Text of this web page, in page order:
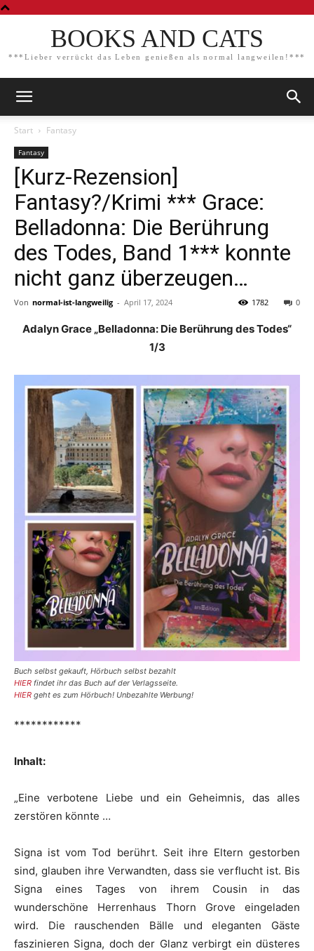
BOOKS AND CATS
***Lieber verrückt das Leben genießen als normal langweilen!***
Start Fantasy
Fantasy
[Kurz-Rezension]
Fantasy?/Krimi *** Grace:
Belladonna: Die Berührung
des Todes, Band 1*** konnte
nicht ganz überzeugen…
Von normal-ist-langweilig - April 17, 2024 0
1782
Adalyn Grace „Belladonna: Die Berührung des Todes“
1/3
Buch selbst gekauft, Hörbuch selbst bezahlt
HIER findet ihr das Buch auf der Verlagsseite.
HIER geht es zum Hörbuch! Unbezahlte Werbung!
************
Inhalt:
„Eine verbotene Liebe und ein Geheimnis, das alles
zerstören könnte …
Signa ist vom Tod berührt. Seit ihre Eltern gestorben
sind, glauben ihre Verwandten, dass sie verflucht ist. Bis
Signa eines Tages von ihrem Cousin in das
wunderschöne Herrenhaus Thorn Grove eingeladen
wird. Die rauschenden Bälle und eleganten Gäste
faszinieren Signa, doch der Glanz verbirgt ein düsteres